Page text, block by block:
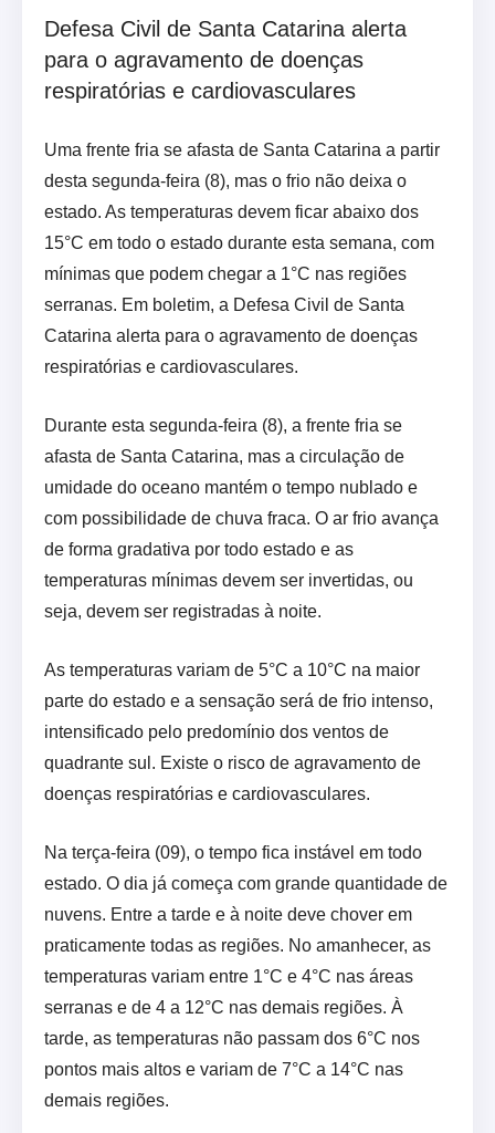
Defesa Civil de Santa Catarina alerta
para o agravamento de doenças
respiratórias e cardiovasculares
Uma frente fria se afasta de Santa Catarina a partir
desta segunda-feira (8), mas o frio não deixa o
estado. As temperaturas devem ficar abaixo dos
15°C em todo o estado durante esta semana, com
mínimas que podem chegar a 1°C nas regiões
serranas. Em boletim, a Defesa Civil de Santa
Catarina alerta para o agravamento de doenças
respiratórias e cardiovasculares.
Durante esta segunda-feira (8), a frente fria se
afasta de Santa Catarina, mas a circulação de
umidade do oceano mantém o tempo nublado e
com possibilidade de chuva fraca. O ar frio avança
de forma gradativa por todo estado e as
temperaturas mínimas devem ser invertidas, ou
seja, devem ser registradas à noite.
As temperaturas variam de 5°C a 10°C na maior
parte do estado e a sensação será de frio intenso,
intensificado pelo predomínio dos ventos de
quadrante sul. Existe o risco de agravamento de
doenças respiratórias e cardiovasculares.
Na terça-feira (09), o tempo fica instável em todo
estado. O dia já começa com grande quantidade de
nuvens. Entre a tarde e à noite deve chover em
praticamente todas as regiões. No amanhecer, as
temperaturas variam entre 1°C e 4°C nas áreas
serranas e de 4 a 12°C nas demais regiões. À
tarde, as temperaturas não passam dos 6°C nos
pontos mais altos e variam de 7°C a 14°C nas
demais regiões.